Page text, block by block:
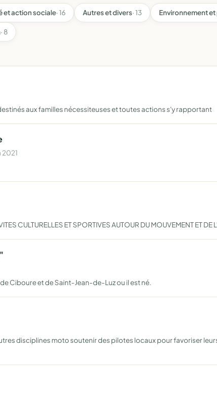
et action sociale· 16 Autres et divers· 13 Environnement
· 8
aux familles nécessiteuses et toutes actions s'y rapportant
2021
CULTURELLES ET SPORTIVES AUTOUR DU MOUVEMENT ET
Ciboure et de Saint-Jean-de-Luz ou il est né.
disciplines moto soutenir des pilotes locaux pour favoriser